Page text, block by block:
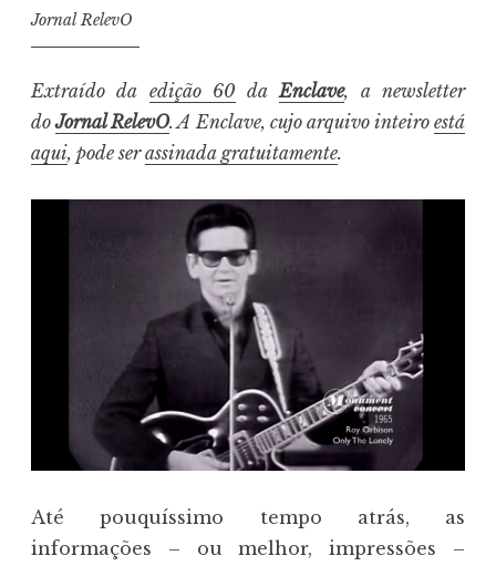
Jornal RelevO
Extraído da edição 60 daEnclave, a newsletter
doJornal RelevO. A Enclave, cujo arquivo inteiro está
aqui, pode serassinada gratuitamente.
Até pouquíssimo tempo atrás, as
informações – ou melhor, impressões –